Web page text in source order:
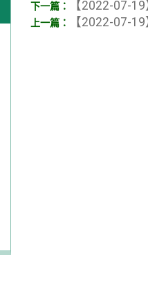
【2022-07-19
【2022-07-19